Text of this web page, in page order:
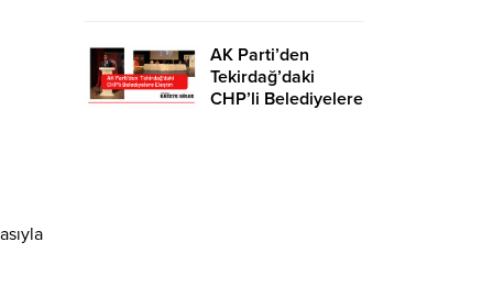
AK Parti’den
Tekirdağ’daki
CHP’li Belediyelere